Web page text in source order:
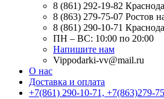
8 (861) 292-19-82
8 (863) 279-75-07 Ростов
8 (861) 290-10-71
ПН – ВС: 10:00 по 20:00
Напишите нам
Vippodarki-vv@mail.ru
О нас
Доставка и оплата
+7(861) 290-10-71, +7(863)279-